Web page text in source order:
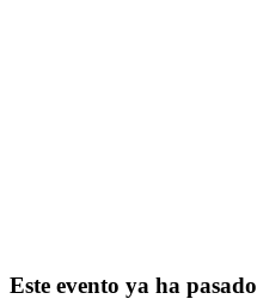
Este evento ya ha pasado